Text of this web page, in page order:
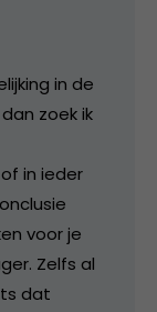
in de
zoek ik
in ieder
voor je
Zelfs al
dat